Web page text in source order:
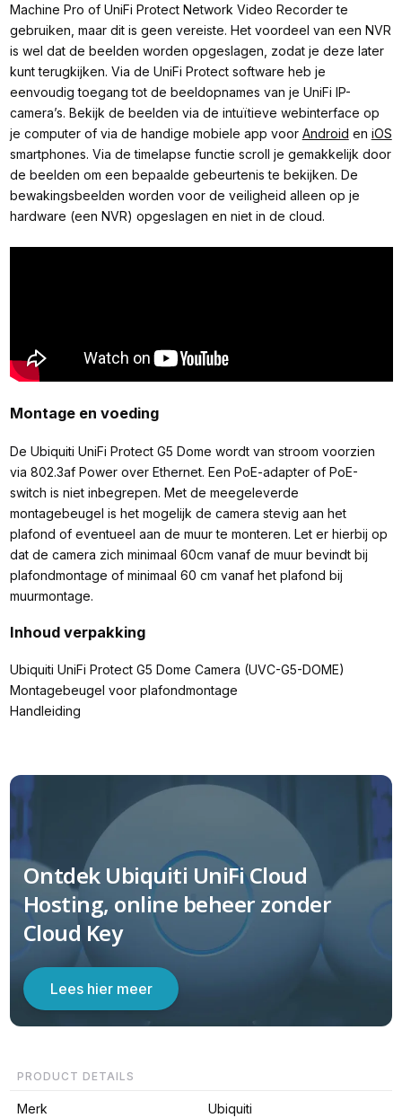
Machine Pro of UniFi Protect Network Video Recorder te
gebruiken, maar dit is geen vereiste. Het voordeel van een NVR
is wel dat de beelden worden opgeslagen, zodat je deze later
kunt terugkijken. Via de UniFi Protect software heb je
eenvoudig toegang tot de beeldopnames van je UniFi IP-
camera’s. Bekijk de beelden via de intuïtieve webinterface op
je computer of via de handige mobiele app voor Android en iOS
smartphones. Via de timelapse functie scroll je gemakkelijk door
de beelden om een bepaalde gebeurtenis te bekijken. De
bewakingsbeelden worden voor de veiligheid alleen op je
hardware (een NVR) opgeslagen en niet in de cloud.
Montage en voeding
De Ubiquiti UniFi Protect G5 Dome wordt van stroom voorzien
via 802.3af Power over Ethernet. Een PoE-adapter of PoE-
switch is niet inbegrepen. Met de meegeleverde
montagebeugel is het mogelijk de camera stevig aan het
plafond of eventueel aan de muur te monteren. Let er hierbij op
dat de camera zich minimaal 60cm vanaf de muur bevindt bij
plafondmontage of minimaal 60 cm vanaf het plafond bij
muurmontage.
Inhoud verpakking
Ubiquiti UniFi Protect G5 Dome Camera (UVC-G5-DOME)
Montagebeugel voor plafondmontage
Handleiding
Ontdek Ubiquiti UniFi Cloud
Hosting, online beheer zonder
Cloud Key
Lees hier meer
PRODUCT DETAILS
Merk Ubiquiti